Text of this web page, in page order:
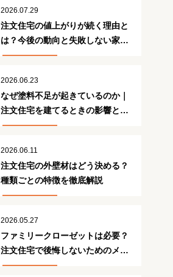
2026.07.29
注文住宅の値上がりが続く理由と
は？今後の動向と失敗しない家づ
くり
2026.06.23
なぜ塗料不足が起きているのか｜
注文住宅を建てるときの影響と対
策
2026.06.11
注文住宅の外壁材はどう決める？
種類ごとの特徴を徹底解説
2026.05.27
ファミリークローゼットは必要？
注文住宅で後悔しないためのメリ
ット・デメリット